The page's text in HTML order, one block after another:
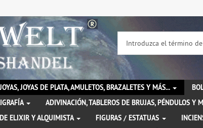
JOYAS, JOYAS DE PLATA, AMULETOS, BRAZALETES Y MÁS...
ADIVINACIÓN, TABLEROS DE BRUJAS, PÉNDULOS Y
DE ELIXIR Y ALQUIMISTA FIGURAS / ESTATUAS